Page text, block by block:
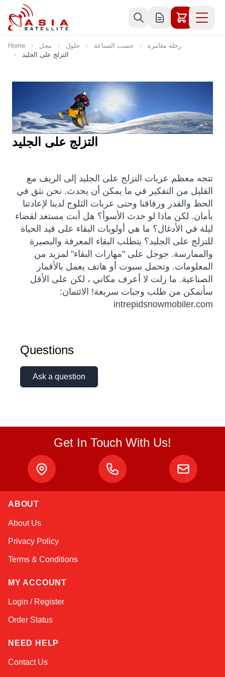
Skip to Content
Home محل حلول حسب الصناعة
رحلة مغامرة
التزلج على الجليد
التزلج على الجليد
تتجه معظم عربات التزلج على الجليد إلى الريف مع
القليل من التفكير في ما يمكن أن يحدث. نحن نثق في
الحظ والقدر ورفاقنا وحتى عربات الثلوج لدينا لإعادتنا
بأمان. لكن ماذا لو حدث الأسوأ؟ هل أنت مستعد لقضاء
ليلة في الأدغال؟ ما هي أولويات البقاء على قيد الحياة
للتزلج على الجليد؟ يتطلب البقاء المعرفة والبصيرة
والممارسة. جوجل على "مهارات البقاء" لمزيد من
المعلومات. وتحمل سبوت أو هاتف يعمل بالأقمار
الصناعية. ما زلت لا أعرف مكاني ، لكن على الأقل
سأتمكن من طلب وجبات سريعة! الائتمان:
intrepidsnowmobiler.com
Questions
Ask a question
Get In Touch With Us!
ABOUT
About Us
Privacy Policy
Terms & Conditions
MY ACCOUNT
Login / Register
Order Status
NEED HELP
Contact Us